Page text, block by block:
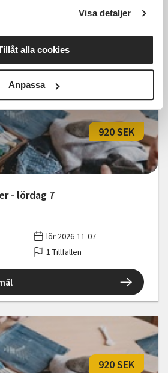
Visa detaljer
alla cookies
Anpassa
1 Tillfällen
- lördag 7
920 SEK
lör 2026-11-07
1 Tillfällen
920 SEK